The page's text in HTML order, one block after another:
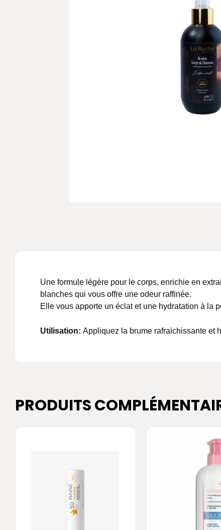
Une formule légère pour le corps, enrichie en
blanches qui vous offre une odeur raffinée.
Elle vous apporte un éclat et une hydratation à la
Utilisation: Appliquez la brume rafraichissante et
PRODUITS